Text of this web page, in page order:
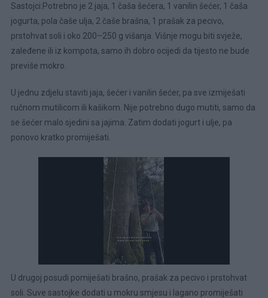
Sastojci:Potrebno je 2 jaja, 1 čaša šećera, 1 vanilin šećer, 1 čaša
jogurta, pola čaše ulja, 2 čaše brašna, 1 prašak za pecivo,
prstohvat soli i oko 200–250 g višanja. Višnje mogu biti svježe,
zaleđene ili iz kompota, samo ih dobro ocijedi da tijesto ne bude
previše mokro.
U jednu zdjelu staviti jaja, šećer i vanilin šećer, pa sve izmiješati
ručnom mutilicom ili kašikom. Nije potrebno dugo mutiti, samo da
se šećer malo sjedini sa jajima. Zatim dodati jogurt i ulje, pa
ponovo kratko promiješati.
U drugoj posudi pomiješati brašno, prašak za pecivo i prstohvat
soli. Suve sastojke dodati u mokru smjesu i lagano promiješati